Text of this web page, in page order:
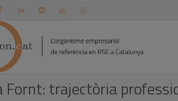
Fornt: trajectòria